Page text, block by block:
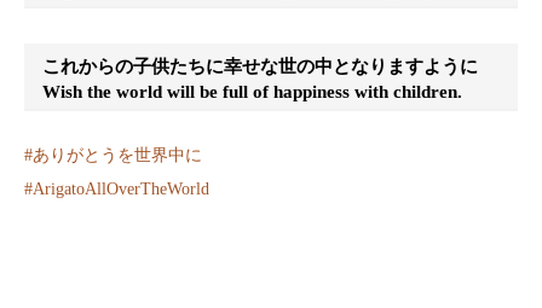
これからの子供たちに幸せな世の中となりますように
Wish the world will be full of happiness with children.
#ありがとうを世界中に
#ArigatoAllOverTheWorld